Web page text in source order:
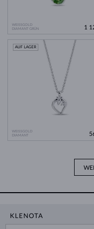
WEISSGOLD
DIAMANT GRÜN
1
WEISSGOLD
DIAMANT
AUF LAGER
KLENOTA